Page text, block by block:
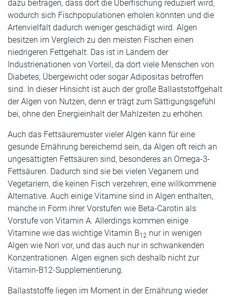
dazu beitragen, dass dort die Überfischung reduziert wird,
wodurch sich Fischpopulationen erholen könnten und die
Artenvielfalt dadurch weniger geschädigt wird. Algen
besitzen im Vergleich zu den meisten Fischen einen
niedrigeren Fettgehalt. Das ist in Ländern der
Industrienationen von Vorteil, da dort viele Menschen von
Diabetes, Übergewicht oder sogar Adipositas betroffen
sind. In dieser Hinsicht ist auch der große Ballaststoffgehalt
der Algen von Nutzen, denn er trägt zum Sättigungsgefühl
bei, ohne den Energieinhalt der Mahlzeiten zu erhöhen.
Auch das Fettsäuremuster vieler Algen kann für eine
gesunde Ernährung bereichernd sein, da Algen oft reich an
ungesättigten Fettsäuren sind, besonderes an Omega-3-
Fettsäuren. Dadurch sind sie bei vielen Veganern und
Vegetariern, die keinen Fisch verzehren, eine willkommene
Alternative. Auch einige Vitamine sind in Algen enthalten,
manche in Form ihrer Vorstufen wie Beta-Carotin als
Vorstufe von Vitamin A. Allerdings kommen einige
Vitamine wie das wichtige Vitamin B12 nur in wenigen
Algen wie Nori vor, und das auch nur in schwankenden
Konzentrationen. Algen eignen sich deshalb nicht zur
Vitamin-B12-Supplementierung.
Ballaststoffe liegen im Moment in der Ernährung wieder